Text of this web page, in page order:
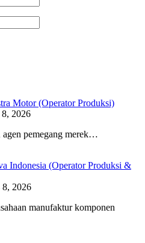
Motor (Operator Produksi)
2026
pemegang merek…
Indonesia (Operator Produksi &
8, 2026
manufaktur komponen